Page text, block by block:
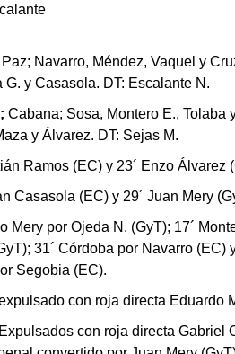
Paz; Navarro, Méndez, Vaquel y
G. y Casasola. DT: Escalante N.
Cabana; Sosa, Montero E., Tolaba
y Álvarez. DT: Sejas M.
Ramos (EC) y 23´ Enzo Álvarez
Casasola (EC) y 29´ Juan Mery
Mery por Ojeda N. (GyT); 17´
31´ Córdoba por Navarro (EC)
Segobia (EC).
con roja directa Eduardo
con roja directa Gabriel